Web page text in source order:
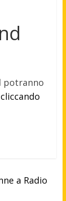
potranno
cliccando
a Radio